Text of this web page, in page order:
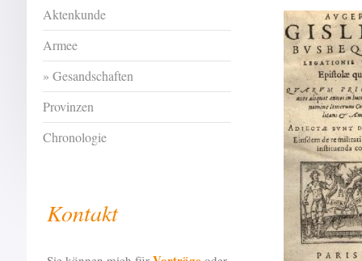
Aktenkunde
Armee
Gesandschaften
Provinzen
Chronologie
Kontakt